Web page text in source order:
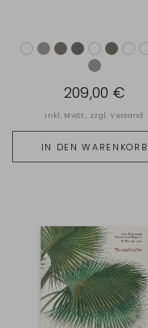
IN DEN WARENKORB
209,00 €
inkl. MwSt., zzgl.Versand